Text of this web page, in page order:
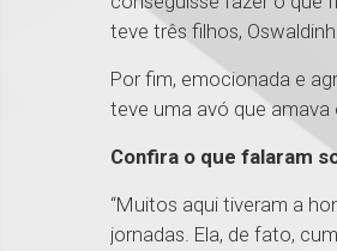
teve três filhos,
Por fim, emocionada e
teve uma avó que amava
Confira o que falaram
“Muitos aqui tiveram a
jornadas. Ela, de fato,